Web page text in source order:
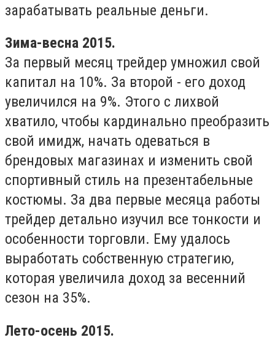
зарабатывать реальные деньги.
Зима-весна 2015.
За первый месяц трейдер умножил свой
капитал на 10%. За второй - его доход
увеличился на 9%. Этого с лихвой
хватило, чтобы кардинально преобразить
свой имидж, начать одеваться в
брендовых магазинах и изменить свой
спортивный стиль на презентабельные
костюмы. За два первые месяца работы
трейдер детально изучил все тонкости и
особенности торговли. Ему удалось
выработать собственную стратегию,
которая увеличила доход за весенний
сезон на 35%.
Лето-осень 2015.